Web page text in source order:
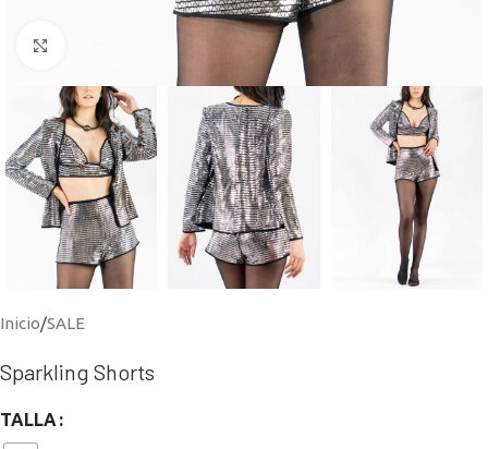
Click to enlarge
Inicio/SALE
Sparkling Shorts
TALLA